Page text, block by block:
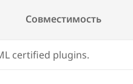
Совместимость
certified plugins.